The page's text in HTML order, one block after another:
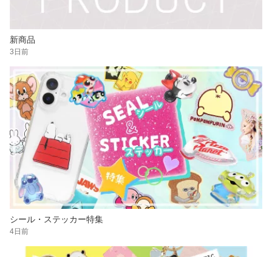
新商品
3日前
シール・ステッカー特集
4日前